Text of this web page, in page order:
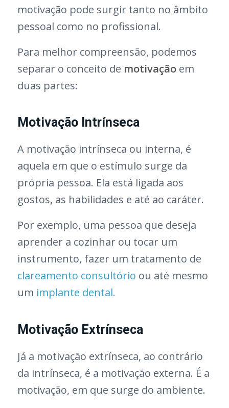
motivação pode surgir tanto no âmbito
pessoal como no profissional.
Para melhor compreensão, podemos
separar o conceito de motivação em
duas partes:
Motivação Intrínseca
A motivação intrínseca ou interna, é
aquela em que o estímulo surge da
própria pessoa. Ela está ligada aos
gostos, as habilidades e até ao caráter.
Por exemplo, uma pessoa que deseja
aprender a cozinhar ou tocar um
instrumento, fazer um tratamento de
clareamento consultório ou até mesmo
um implante dental.
Motivação Extrínseca
Já a motivação extrínseca, ao contrário
da intrínseca, é a motivação externa. É a
motivação, em que surge do ambiente.